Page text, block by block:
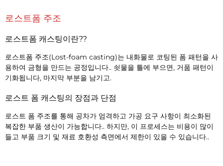
로스트폼 주조
로스트폼 캐스팅이란??
로스트폼 주조(Lost-foam casting)는 내화물로 코팅된 폼 패턴을 사
용하여 금형을 만드는 공정입니다.. 쇳물을 틀에 부으면, 거품 패턴이
기화됩니다, 마지막 부분을 남기고.
로스트 폼 캐스팅의 장점과 단점
로스트 폼 주조를 통해 공차가 엄격하고 가공 요구 사항이 최소화된
복잡한 부품 생산이 가능합니다.. 하지만, 이 프로세스는 비용이 많이
들고 부품 크기 및 재료 호환성 측면에서 제한이 있을 수 있습니다..